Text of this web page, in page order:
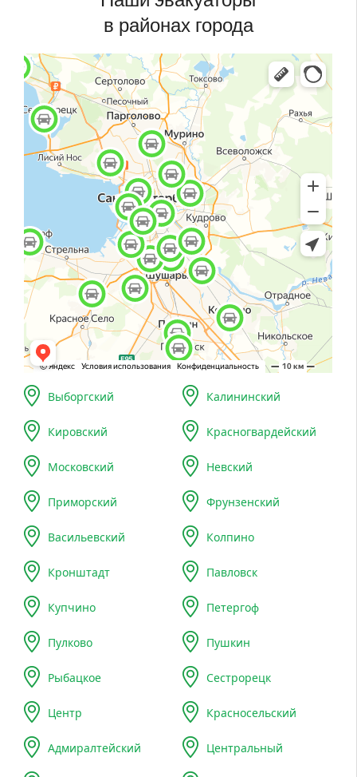
в районах города
Выборгский Калининский
Кировский Красногвардейский
Московский Невский
Приморский Фрунзенский
Васильевский Колпино
Кронштадт Павловск
Купчино Петергоф
Пулково Пушкин
Рыбацкое Сестрорецк
Центр Красносельский
Адмиралтейский Центральный